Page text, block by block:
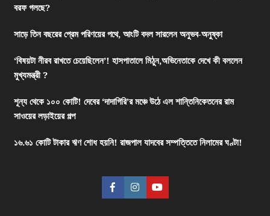
বরফ গলছে?
সাড়ে তিন বছরের প্রেম পরিণয়ের পথে, আংটি বদল সারলেন অনুভব-অনুষ্কা
‘বিষয়টা নীরব রাখতে চেয়েছিলেন’! হাসপাতালে মিঠুন,অভিনেতাকে দেখে কী বললেন
মুখ্যমন্ত্রী ?
শূন্য থেকে ১০০ কোটি! দেবের ‘দাদাগিরি’র মঞ্চে উঠে এল শান্তিনিকেতনের রাম
সাওয়ের লড়াইয়ের গল্প
১৬.৬১ কোটি টাকার ঋণ শোধ হয়নি! রাজপাল যাদবের সম্পত্তিতে নিলামের ঘণ্টা!